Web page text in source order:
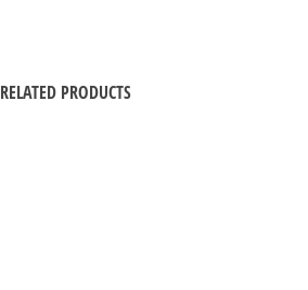
RELATED PRODUCTS